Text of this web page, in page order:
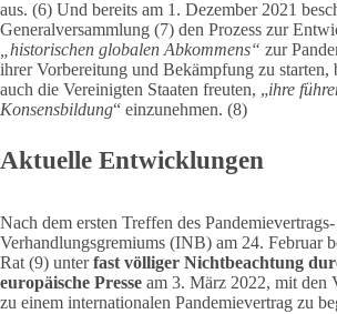
aus. (6) Und bereits am 1. Dezember 2021
Generalversammlung (7) den Prozess zur
„historischen globalen Abkommens“ zur
ihrer Vorbereitung und Bekämpfung zu starten,
auch die Vereinigten Staaten freuten, „ihre
Konsensbildung“ einzunehmen. (8)
Aktuelle Entwicklungen
Nach dem ersten Treffen des Pandemievertrags-
Verhandlungsgremiums (INB) am 24. Februar
Rat (9) unterfast völliger Nichtbeachtung
europäische Presse am 3. März 2022, mit den
zu einem internationalen Pandemievertrag zu